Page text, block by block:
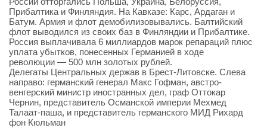
Прибалтика и Финляндия. На Кавказе: Карс, Ардаган и
Батум. Армия и флот демобилизовывались. Балтийский
флот выводился из своих баз в Финляндии и Прибалтике.
Россия выплачивала 6 миллиардов марок репараций плюс
уплата убытков, понесенных Германией в ходе
революции — 500 млн золотых рублей.
Делегаты Центральных держав в Брест-Литовске. Слева
направо: германский генерал Макс Гофман, австро-
венгерский министр иностранных дел, граф Оттокар
Чернин, представитель Османской империи Мехмед
Талаат-паша, и представитель германского МИД Рихард
фон Кюльман